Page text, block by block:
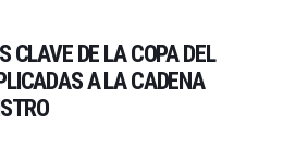
CLAVE DE LA COPA DEL
A LA CADENA